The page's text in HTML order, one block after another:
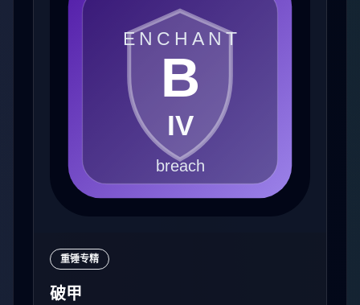
重锤专精
破甲